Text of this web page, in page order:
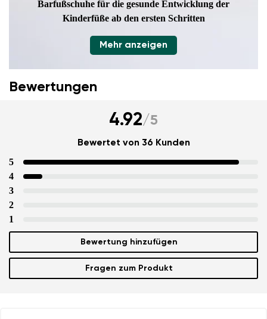
Barfußschuhe für die gesunde Entwicklung der
Kinderfüße ab den ersten Schritten
Mehr anzeigen
Bewertungen
4.92/5
Bewertet von 36 Kunden
5
4
3
2
1
Bewertung hinzufügen
Fragen zum Produkt